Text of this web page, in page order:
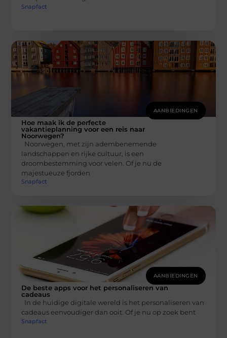
Snapfact
AANBIEDINGEN
Hoe maak ik de perfecte
vakantieplanning voor een reis naar
Noorwegen?
Noorwegen, met zijn adembenemende
landschappen en rijke cultuur, is een
droombestemming voor velen. Of je nu de
majestueuze fjorden
Snapfact
AANBIEDINGEN
De beste apps voor het personaliseren van
cadeaus
In de huidige digitale wereld is het personaliseren van
cadeaus eenvoudiger dan ooit. Of je nu op zoek bent
Snapfact